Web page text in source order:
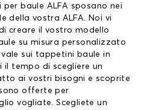
baule ALFA sposano nei
della vostra ALFA. Noi vi
creare il vostro modello
su misura personalizzato
sui tappetini baule in
il tempo di scegliere un
ai vostri bisogni e scoprite
offerte per
vogliate. Scegliete un